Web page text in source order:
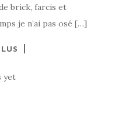
brick, farcis et
je n’ai pas osé […]
yet